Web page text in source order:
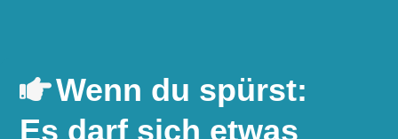
Wenn du spürst:
Es darf sich etwas